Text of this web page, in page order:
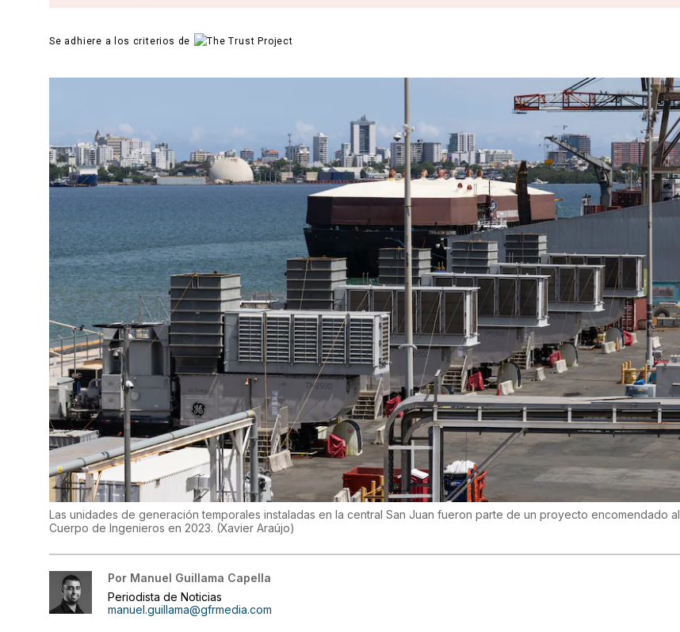
Se adhiere a los criterios de
Las unidades de generación temporales instaladas en la central San Juan fueron parte de un proyecto encomendado al
Cuerpo de Ingenieros en 2023. (Xavier Araújo)
Por Manuel Guillama Capella
Periodista de Noticias
manuel.guillama@gfrmedia.com